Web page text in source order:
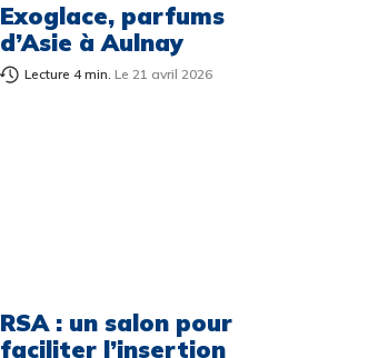
Exoglace, parfums
d’Asie à Aulnay
Lecture 4 min. Le 21 avril 2026
RSA : un salon pour
faciliter l’insertion